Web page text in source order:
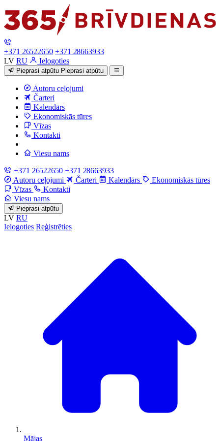
+371 26522650 +371 28663933
LV RU Ielogoties
Pieprasi atpūtu Pieprasi atpūtu
Autoru ceļojumi
Čarteri
Kalendārs
Ekonomiskās tūres
Vīzas
Kontakti
Viesu nams
+371 26522650 +371 28663933
Autoru ceļojumi
Čarteri Kalendārs
Ekonomiskās tūres
Vīzas
Kontakti
Viesu nams
Pieprasi atpūtu
LV RU
Ielogoties Reģistrēties
Mājas